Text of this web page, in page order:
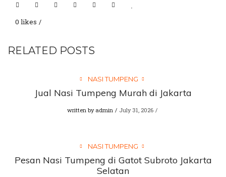
0 likes
RELATED POSTS
NASI TUMPENG
Jual Nasi Tumpeng Murah di Jakarta
written by admin July 31, 2026
NASI TUMPENG
Pesan Nasi Tumpeng di Gatot Subroto Jakarta
Selatan